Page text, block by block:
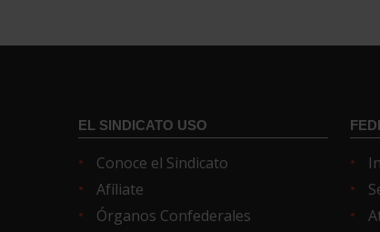
EL SINDICATO USO
Conoce el Sindicato
Afíliate
Órganos Confederales